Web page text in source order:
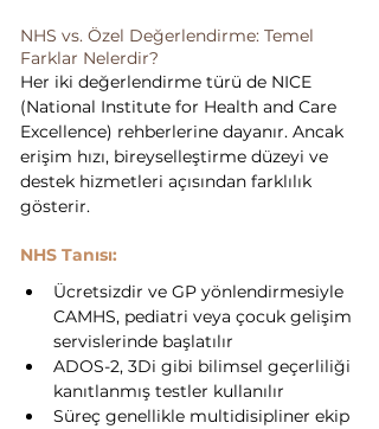
NHS vs. Özel Değerlendirme: Temel
Farklar Nelerdir?
Her iki değerlendirme türü de NICE
(National Institute for Health and Care
Excellence) rehberlerine dayanır. Ancak
erişim hızı, bireyselleştirme düzeyi ve
destek hizmetleri açısından farklılık
gösterir.
NHS Tanısı:
Ücretsizdir ve GP yönlendirmesiyle
CAMHS, pediatri veya çocuk gelişim
servislerinde başlatılır
ADOS-2, 3Di gibi bilimsel geçerliliği
kanıtlanmış testler kullanılır
Süreç genellikle multidisipliner ekip